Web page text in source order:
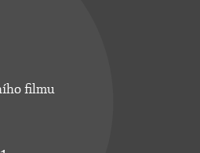
filmu